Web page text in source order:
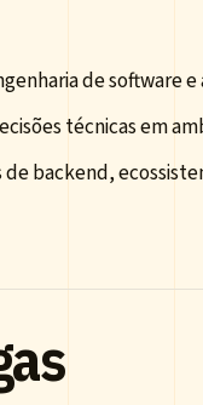
de software
técnicas em
de backend,